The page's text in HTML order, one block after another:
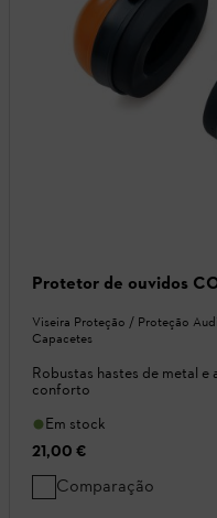
Protetor de ouvidos
Viseira Proteção / Proteção
Capacetes
Robustas hastes de metal
conforto
Em stock
21,00 €
Comparação